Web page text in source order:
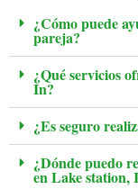
¿Cómo puede
pareja?
¿Qué servicios
In?
¿Es seguro
¿Dónde puedo
en Lake station,